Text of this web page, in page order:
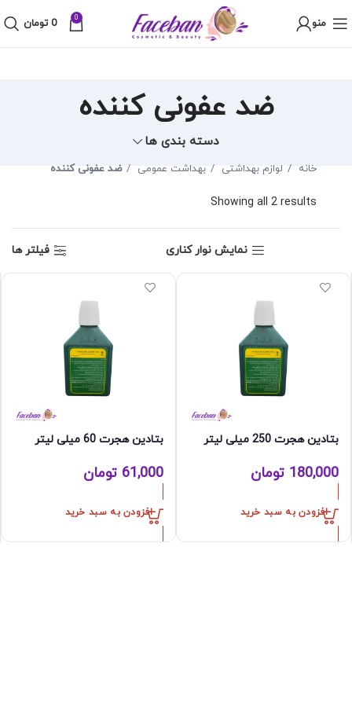
منو 0
0 تومان
ضد عفونی کننده
دسته بندی ها
خانه لوازم بهداشتی بهداشت عمومی ضد عفونی کننده
Showing all 2 results
نمایش نوار کناری فیلتر ها
بتادین هجرت 250 میلی لیتر
180,000 تومان
افزودن به سبد خرید
بتادین هجرت 60 میلی لیتر
61,000 تومان
افزودن به سبد خرید